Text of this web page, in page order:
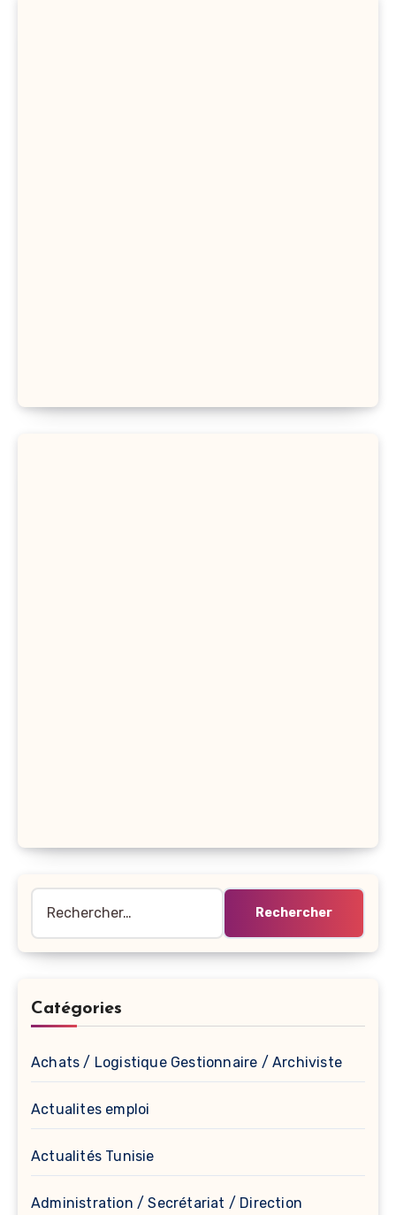
Catégories
Achats / Logistique Gestionnaire / Archiviste
Actualites emploi
Actualités Tunisie
Administration / Secrétariat / Direction